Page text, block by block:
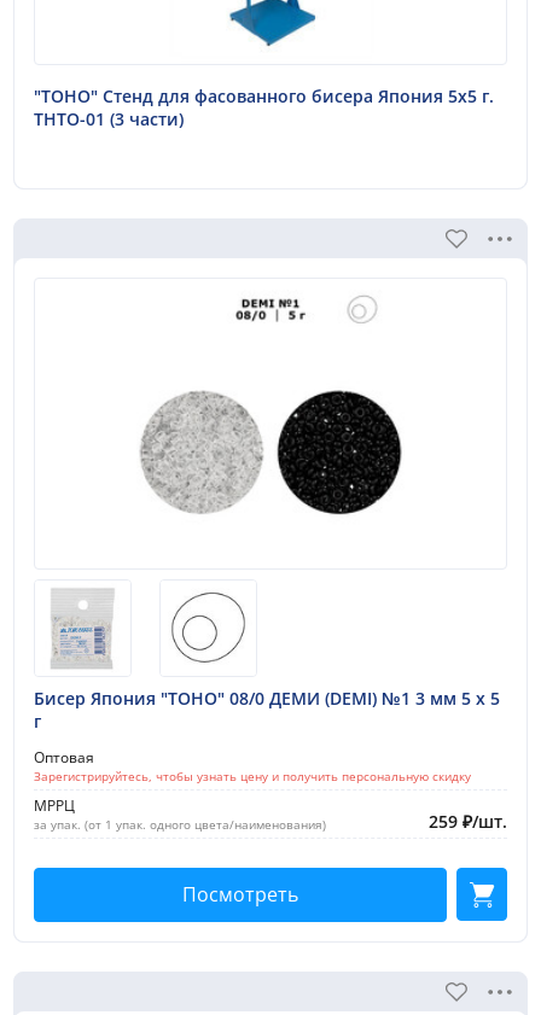
Попробуйте бисер TOHO в деле – это любовь с
Поиск по выбранному разделу
Наличие в выбранном филиале
Все товары
100-200 руб.
"TOHO" Стенд для фасованного бисера Япония 5х5 г.
THTO-01 (3 части)
Бисер Япония "TOHO" 08/0 ДЕМИ (DEMI) №1 3 мм 5 х 5
г
Оптовая
Зарегистрируйтесь, чтобы узнать цену и получить персональную скидку
МРРЦ
за упак. (от 1 упак. одного цвета/наименования) 259 ₽/шт.
Посмотреть